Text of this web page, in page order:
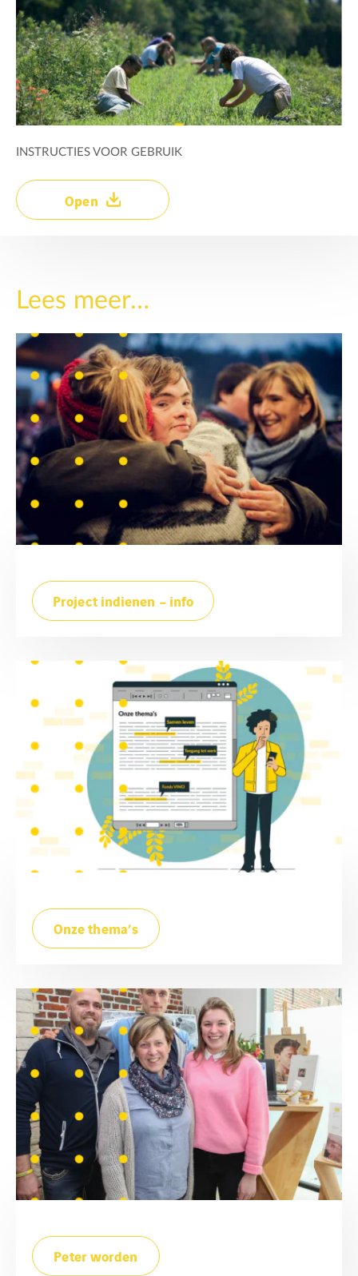
INSTRUCTIES VOOR GEBRUIK
Open
Lees meer…
Project indienen – info
Onze thema’s
Peter worden